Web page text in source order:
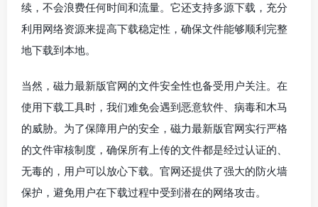
续，不会浪费任何时间和流量。它还支持多源下载，充分
利用网络资源来提高下载稳定性，确保文件能够顺利完整
地下载到本地。
当然，磁力最新版官网的文件安全性也备受用户关注。在
使用下载工具时，我们难免会遇到恶意软件、病毒和木马
的威胁。为了保障用户的安全，磁力最新版官网实行严格
的文件审核制度，确保所有上传的文件都是经过认证的、
无毒的，用户可以放心下载。官网还提供了强大的防火墙
保护，避免用户在下载过程中受到潜在的网络攻击。